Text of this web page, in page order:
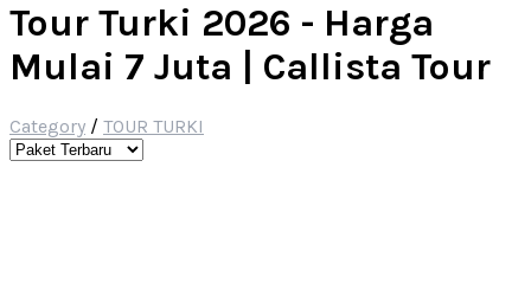
Tour Turki 2026 - Harga
Mulai 7 Juta | Callista Tour
Category / TOUR TURKI